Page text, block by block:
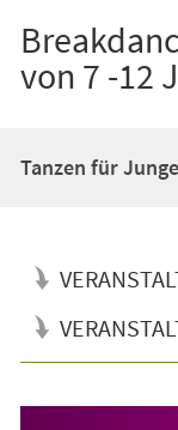
von 7 -12
Tanzen für